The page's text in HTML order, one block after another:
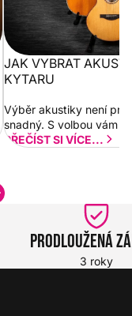
JAK VYBRAT
KYTARU
Výběr akustiky není pro
snadný. S volbou vám
PŘEČÍST SI VÍCE...
Prodloužená
3 roky